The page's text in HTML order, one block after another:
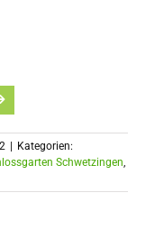
Kategorien:
Schwetzingen,